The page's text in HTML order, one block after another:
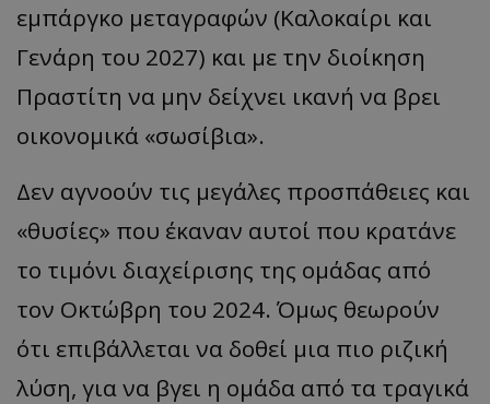
εμπάργκο μεταγραφών (Καλοκαίρι και
Γενάρη του 2027) και με την διοίκηση
Πραστίτη να μην δείχνει ικανή να βρει
οικονομικά «σωσίβια».
Δεν αγνοούν τις μεγάλες προσπάθειες και
«θυσίες» που έκαναν αυτοί που κρατάνε
το τιμόνι διαχείρισης της ομάδας από
τον Οκτώβρη του 2024. Όμως θεωρούν
ότι επιβάλλεται να δοθεί μια πιο ριζική
λύση, για να βγει η ομάδα από τα τραγικά